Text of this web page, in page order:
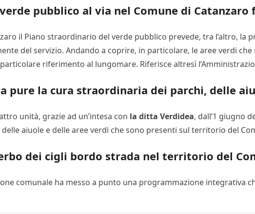
pubblico al via nel Comune di Catanzaro
il Piano straordinario del verde pubblico prevede, tra l’altro, la
del servizio. Andando a coprire, in particolare, le aree verdi
riferimento al lungomare. Riferisce altresì
pure la cura straordinaria dei parchi, delle
unità, grazie ad un’intesa con la ditta Verdidea, dall’1 giugno
aiuole e delle aree verdi che sono presenti sul territorio del
dei cigli bordo strada nel territorio del
comunale ha messo a punto una programmazione integrativa